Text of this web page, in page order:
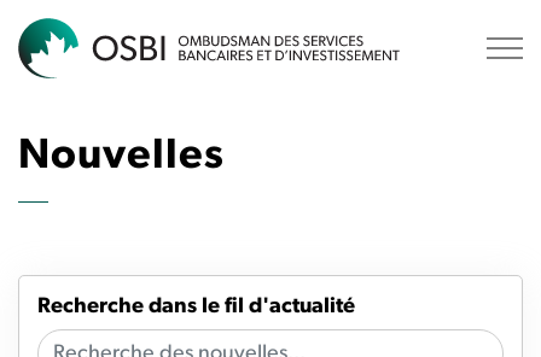
Nouvelles
Recherche dans le fil d'actualité